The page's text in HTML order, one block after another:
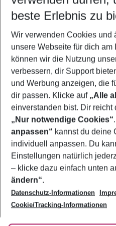
5-8
2 Erwachsene Keine Kinder
Mehr Filter
Footer
Footer navigation
Über uns
AGB
Bestpreisgarantie
Cookie-Einstellungen ändern
Cookie-Richtlinie
Agenturbetreuung
Barrierefreies Reisen
Folge uns
beste Erlebnis zu
Wir verwenden Cookies und
unsere Webseite für dich
können wir die Nutzung
verbessern, dir Support
und Werbung anzeigen, die
dir passen. Klicke auf „Alle
einverstanden bist. Dir
„Nur notwendige Cookies“
anpassen“ kannst du deine
individuell anpassen. Du
Einstellungen natürlich
– klicke dazu einfach unten
ändern“.
Datenschutz-Informationen
Cookie/Tracking-Informationen